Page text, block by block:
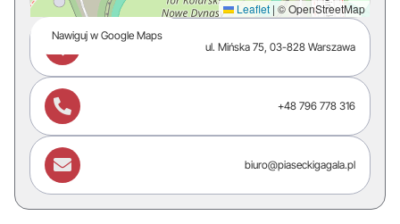
Leaflet | © OpenStreetMap
Nawiguj w Google Maps
ul. Mińska 75, 03-828 Warszawa
 +48 796 778 316
 biuro@piaseckigagala.pl